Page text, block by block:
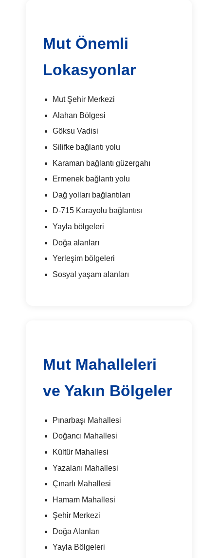
Mut Önemli
Lokasyonlar
Mut Şehir Merkezi
Alahan Bölgesi
Göksu Vadisi
Silifke bağlantı yolu
Karaman bağlantı güzergahı
Ermenek bağlantı yolu
Dağ yolları bağlantıları
D-715 Karayolu bağlantısı
Yayla bölgeleri
Doğa alanları
Yerleşim bölgeleri
Sosyal yaşam alanları
Mut Mahalleleri
ve Yakın Bölgeler
Pınarbaşı Mahallesi
Doğancı Mahallesi
Kültür Mahallesi
Yazalanı Mahallesi
Çınarlı Mahallesi
Hamam Mahallesi
Şehir Merkezi
Doğa Alanları
Yayla Bölgeleri